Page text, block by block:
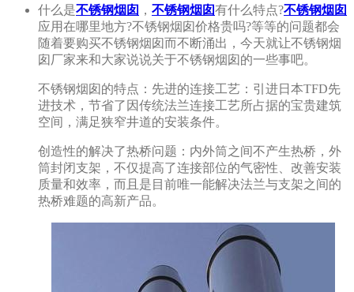
什么是不锈钢烟囱 ， 不锈钢烟囱有什么特点?不锈钢烟囱
应用在哪里地方?不锈钢烟囱价格贵吗?等等的问题都会
随着要购买不锈钢烟囱而不断涌出，今天就让不锈钢烟
囱厂家来和大家说说关于不锈钢烟囱的一些事吧。
不锈钢烟囱的特点：先进的连接工艺：引进日本TFD先
进技术，节省了因传统法兰连接工艺所占据的宝贵建筑
空间，满足狭窄井道的安装条件。
创造性的解决了热桥问题：内外筒之间不产生热桥，外
筒封闭支架，不仅提高了连接部位的气密性、改善安装
质量和效率，而且是目前唯一能解决法兰与支架之间的
热桥难题的高新产品。